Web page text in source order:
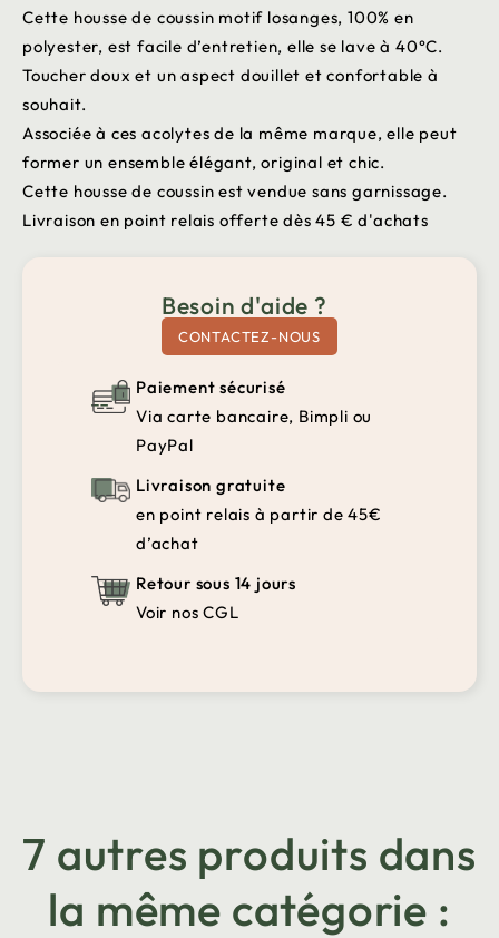
Cette housse de coussin motif losanges, 100% en
polyester, est facile d’entretien, elle se lave à 40°C.
Toucher doux et un aspect douillet et confortable à
souhait.
Associée à ces acolytes de la même marque, elle peut
former un ensemble élégant, original et chic.
Cette housse de coussin est vendue sans garnissage.
Livraison en point relais offerte dès 45 € d'achats
Besoin d'aide ?
CONTACTEZ-NOUS
Paiement sécurisé
Via carte bancaire, Bimpli ou
PayPal
Livraison gratuite
en point relais à partir de 45€
d’achat
Retour sous 14 jours
Voir nos CGL
7 autres produits dans
la même catégorie :